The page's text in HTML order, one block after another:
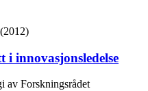
innovasjonsledelse
av Forskningsrådet